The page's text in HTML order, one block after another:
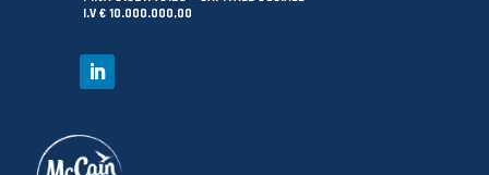
I.V € 10.000.000,00